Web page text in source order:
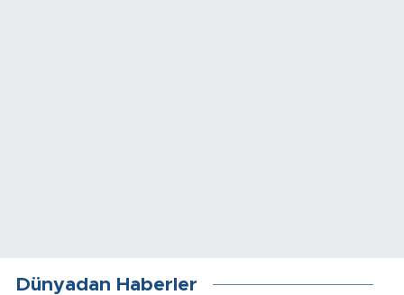
Dünyadan Haberler